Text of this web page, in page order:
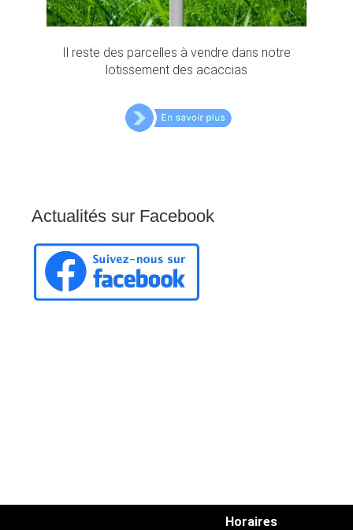
Il reste des parcelles à vendre dans notre
lotissement des acaccias
Actualités sur Facebook
Horaires